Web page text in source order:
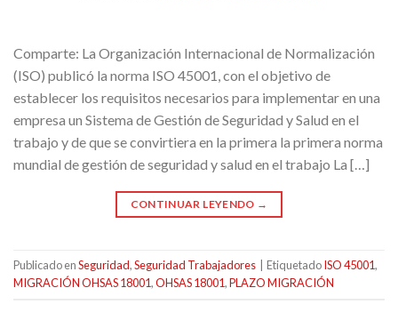
Comparte: La Organización Internacional de Normalización
(ISO) publicó la norma ISO 45001, con el objetivo de
establecer los requisitos necesarios para implementar en una
empresa un Sistema de Gestión de Seguridad y Salud en el
trabajo y de que se convirtiera en la primera la primera norma
mundial de gestión de seguridad y salud en el trabajo La […]
CONTINUAR LEYENDO →
Publicado enSeguridad,Seguridad Trabajadores EtiquetadoISO 45001,
MIGRACIÓN OHSAS 18001,OHSAS 18001,PLAZO MIGRACIÓN